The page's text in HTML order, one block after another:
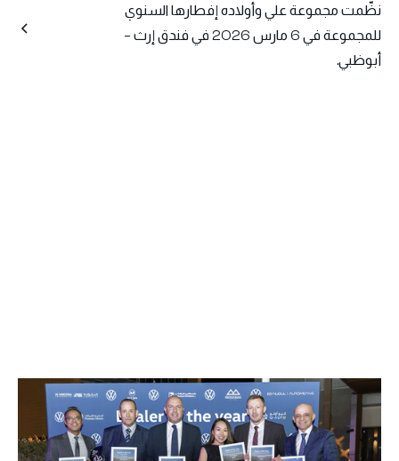
نظّمت مجموعة علي وأولاده إفطارها السنوي
للمجموعة في 6 مارس 2026 في فندق إرث –
أبوظبي.